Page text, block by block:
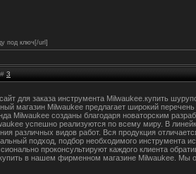
под ключ[/url]
3
для заказа инструмента Milwaukee.купить
магазин Milwaukee предлагает широкий
Milwaukee созданы благодаря новаторским
успешно реализуются по всему миру. В
различных видов работ. Вся продукция
подход, подбор необходимого инструмента
проконсультируют каждого клиента
в нашем фирменном магазине Milwaukee. Мы